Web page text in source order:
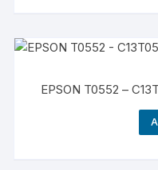
EPSON T0552 –